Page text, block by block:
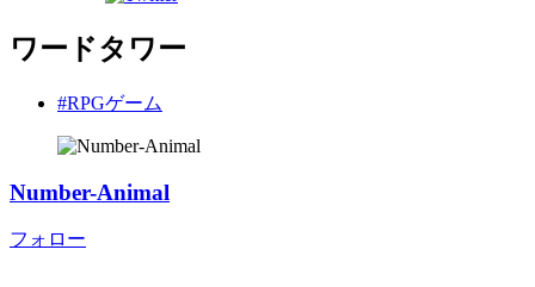
ワードタワー
#RPGゲーム
Number-Animal
フォロー